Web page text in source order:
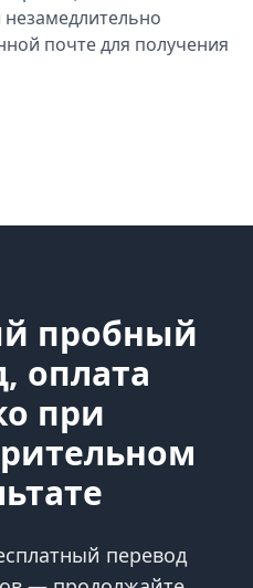
почте для получения
пробный
оплата
при
перевод